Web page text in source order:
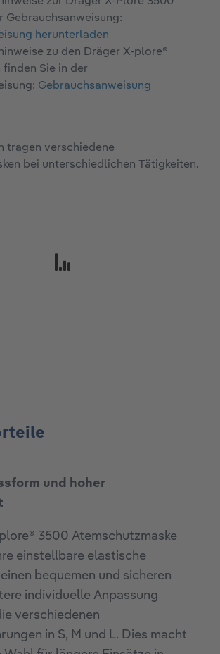
Gebrauchsanweisung:
herunterladen
zu den Dräger X-plore®
Sie in der
Gebrauchsanweisung
und hoher
3500 Atemschutzmaske
einstellbare elastische
bequemen und sicheren
individuelle Anpassung
verschiedenen
in S, M und L. Dies macht